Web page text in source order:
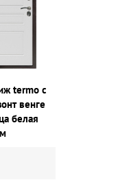
termo с
венге
белая